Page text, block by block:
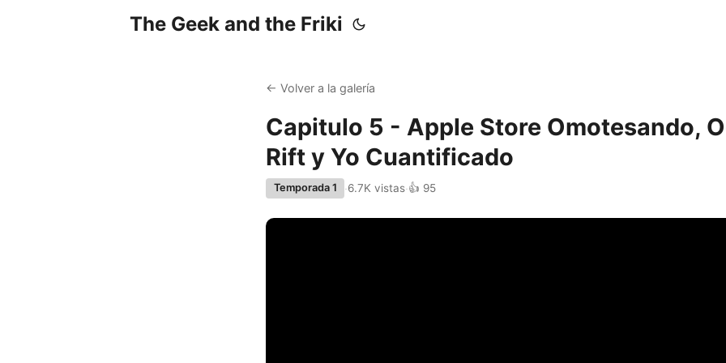
The Geek and the Friki
← Volver a la galería
Capitulo 5 - Apple Store Omotesando,
Rift y Yo Cuantificado
Temporada 1 ·6.7K vistas·👍 95